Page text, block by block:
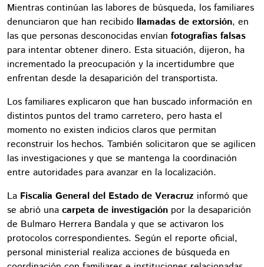
Mientras continúan las labores de búsqueda, los familiares
denunciaron que han recibido llamadas de extorsión, en
las que personas desconocidas envían fotografías falsas
para intentar obtener dinero. Esta situación, dijeron, ha
incrementado la preocupación y la incertidumbre que
enfrentan desde la desaparición del transportista.
Los familiares explicaron que han buscado información en
distintos puntos del tramo carretero, pero hasta el
momento no existen indicios claros que permitan
reconstruir los hechos. También solicitaron que se agilicen
las investigaciones y que se mantenga la coordinación
entre autoridades para avanzar en la localización.
La Fiscalía General del Estado de Veracruz informó que
se abrió una carpeta de investigación por la desaparición
de Bulmaro Herrera Bandala y que se activaron los
protocolos correspondientes. Según el reporte oficial,
personal ministerial realiza acciones de búsqueda en